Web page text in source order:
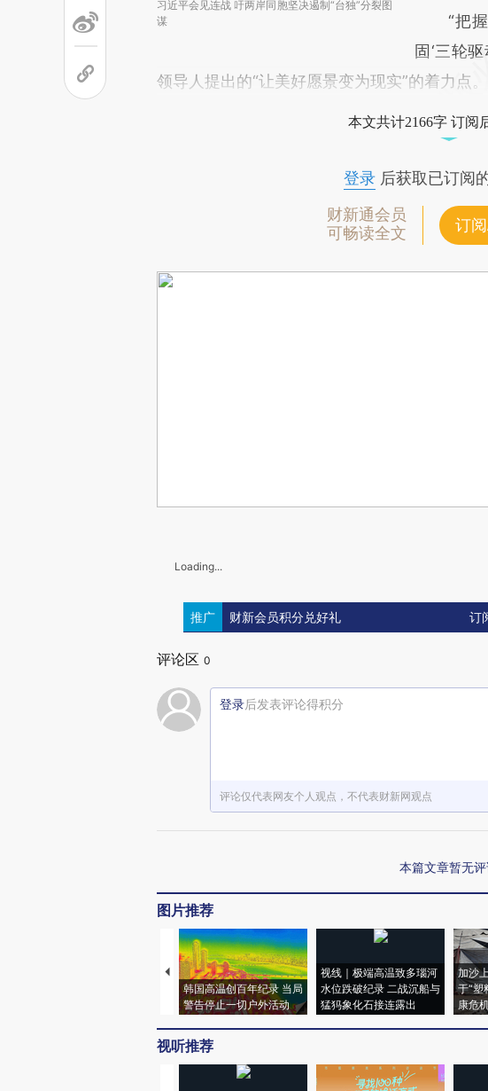
习近平会见连战 吁两岸同胞坚决遏制“台独”分裂图
谋
“把握
固‘三轮
领导人提出的“让美好愿景变为现实”的着力点。
本文共计2166字 订阅
登录后获取已订阅
财新通会员
可畅读全文
订
Loading...
推广 财新会员积分兑好礼 订
评论区 0
登录后发表评论得积分
评论仅代表网友个人观点，不代表财新网观点
本篇文章暂无
图片推荐
韩国高温创百年纪录 当局
警告停止一切户外活动
视线｜极端高温致多瑙河
水位跌破纪录 二战沉船与
猛犸象化石接连露出
加沙
于“塑
康危
视听推荐